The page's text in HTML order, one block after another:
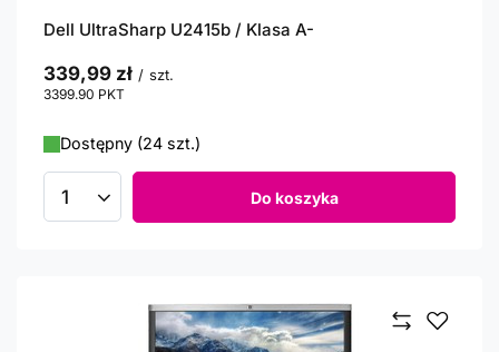
Dell UltraSharp U2415b / Klasa A-
339,99 zł / szt.
3399.90 PKT
Dostępny (24 szt.)
Ilość produktów Do koszyka